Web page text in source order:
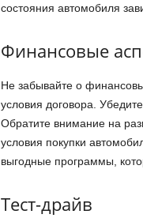
состояния автомобиля
Финансовые
Не забывайте о
условия договора.
Обратите внимание на
условия покупки
выгодные программы,
Тест-драйв